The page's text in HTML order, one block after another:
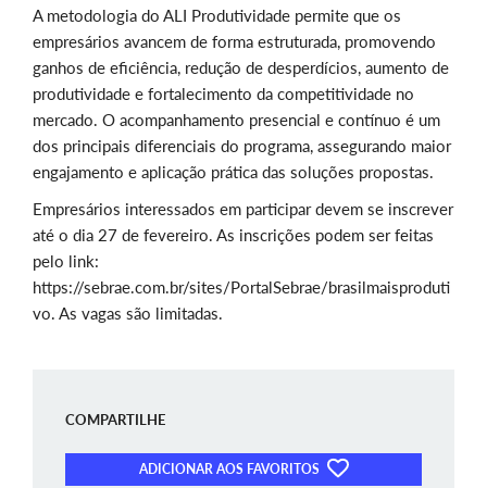
A metodologia do ALI Produtividade permite que os
empresários avancem de forma estruturada, promovendo
ganhos de eficiência, redução de desperdícios, aumento de
produtividade e fortalecimento da competitividade no
mercado. O acompanhamento presencial e contínuo é um
dos principais diferenciais do programa, assegurando maior
engajamento e aplicação prática das soluções propostas.
Empresários interessados em participar devem se inscrever
até o dia 27 de fevereiro. As inscrições podem ser feitas
pelo link:
https://sebrae.com.br/sites/PortalSebrae/brasilmaisproduti
vo. As vagas são limitadas.
COMPARTILHE
ADICIONAR AOS FAVORITOS